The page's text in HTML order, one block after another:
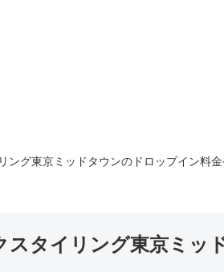
ング東京ミッドタウンのドロップイン料
スタイリング東京ミッ